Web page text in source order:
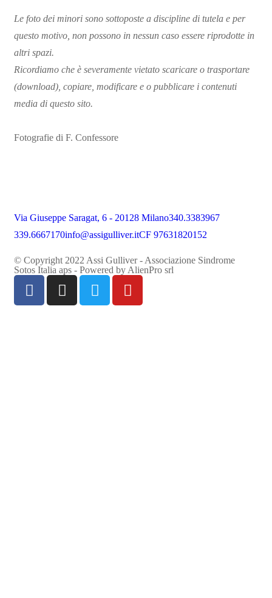
Le foto dei minori sono sottoposte a discipline di tutela e per
questo motivo, non possono in nessun caso essere riprodotte in
altri spazi.
Ricordiamo che è severamente vietato scaricare o trasportare
(download), copiare, modificare e o pubblicare i contenuti
media di questo sito.
Fotografie di F. Confessore
Via Giuseppe Saragat, 6 - 20128 Milano340.3383967
339.6667170info@assigulliver.itCF 97631820152
© Copyright 2022 Assi Gulliver - Associazione Sindrome
Sotos Italia aps - Powered by AlienPro srl